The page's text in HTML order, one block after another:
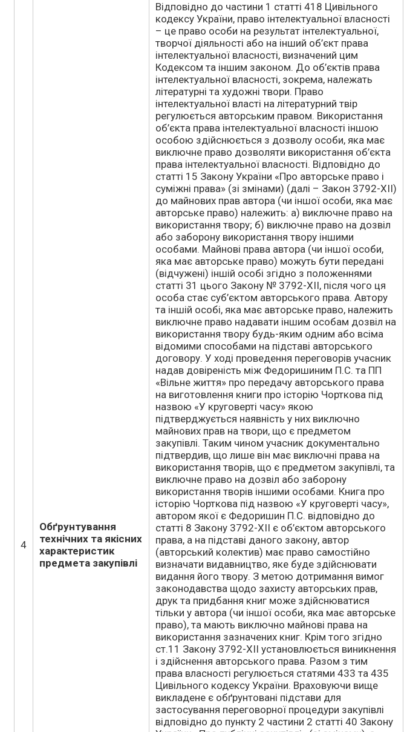
4
Обґрунтування
технічних та якісних
характеристик
предмета закупівлі
Відповідно до частини 1 статті 418 Цивільного
кодексу України, право інтелектуальної власності
– це право особи на результат інтелектуальної,
творчої діяльності або на інший об’єкт права
інтелектуальної власності, визначений цим
Кодексом та іншим законом. До об’єктів права
інтелектуальної власності, зокрема, належать
літературні та художні твори. Право
інтелектуальної власті на літературний твір
регулюється авторським правом. Використання
об’єкта права інтелектуальної власності іншою
особою здійснюється з дозволу особи, яка має
виключне право дозволяти використання об’єкта
права інтелектуальної власності. Відповідно до
статті 15 Закону України «Про авторське право і
суміжні права» (зі змінами) (далі – Закон 3792-XII)
до майнових прав автора (чи іншої особи, яка має
авторське право) належить: а) виключне право на
використання твору; б) виключне право на дозвіл
або заборону використання твору іншими
особами. Майнові права автора (чи іншої особи,
яка має авторське право) можуть бути передані
(відчужені) іншій особі згідно з положеннями
статті 31 цього Закону № 3792-XII, після чого ця
особа стає суб’єктом авторського права. Автору
та іншій особі, яка має авторське право, належить
виключне право надавати іншим особам дозвіл на
використання твору будь-яким одним або всіма
відомими способами на підставі авторського
договору. У ході проведення переговорів учасник
надав довіреність між Федоришиним П.С. та ПП
«Вільне життя» про передачу авторського права
на виготовлення книги про історію Чорткова під
назвою «У круговерті часу» якою
підтверджується наявність у них виключно
майнових прав на твори, що є предметом
закупівлі. Таким чином учасник документально
підтвердив, що лише він має виключні права на
використання творів, що є предметом закупівлі, та
виключне право на дозвіл або заборону
використання творів іншими особами. Книга про
історію Чорткова під назвою «У круговерті часу»,
автором якої є Федоришин П.С. відповідно до
статті 8 Закону 3792-XII є об’єктом авторського
права, а на підставі даного закону, автор
(авторський колектив) має право самостійно
визначати видавництво, яке буде здійснювати
видання його твору. З метою дотримання вимог
законодавства щодо захисту авторських прав,
друк та придбання книг може здійснюватися
тільки у автора (чи іншої особи, яка має авторське
право), та мають виключно майнові права на
використання зазначених книг. Крім того згідно
ст.11 Закону 3792-XII установлюється виникнення
і здійснення авторського права. Разом з тим
права власності регулюється статями 433 та 435
Цивільного кодексу України. Враховуючи вище
викладене є обґрунтовані підстави для
застосування переговорної процедури закупівлі
відповідно до пункту 2 частини 2 статті 40 Закону